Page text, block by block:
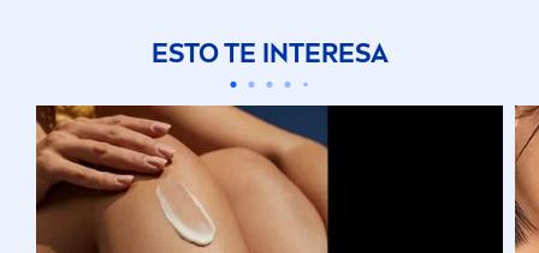
ESTO TE INTERESA